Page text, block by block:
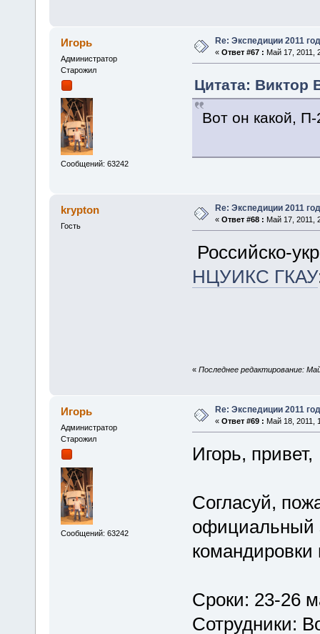
Игорь
Администратор
Старожил
Сообщений: 63242
Re: Экспедиции 2011
« Ответ #67 : Май 17, 2011,
Цитата: Виктор
Вот он какой,
krypton
Гость
Re: Экспедиции 2011
« Ответ #68 : Май 17, 2011,
Российско-
НЦУИКС ГКАУ
« Последнее редактирование:
Игорь
Администратор
Старожил
Сообщений: 63242
Re: Экспедиции 2011
« Ответ #69 : Май 18, 2011,
Игорь, привет,
Согласуй,
официальный
командировки
Сроки: 23-26
Сотрудники: